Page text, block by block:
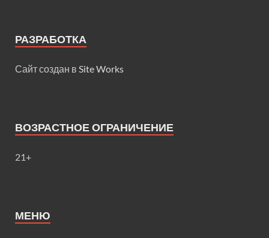
РАЗРАБОТКА
Сайт создан в Site Works
ВОЗРАСТНОЕ ОГРАНИЧЕНИЕ
21+
МЕНЮ